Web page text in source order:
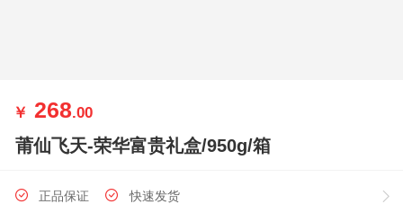
￥ 268.00
莆仙飞天-荣华富贵礼盒/950g/箱
正品保证 快速发货